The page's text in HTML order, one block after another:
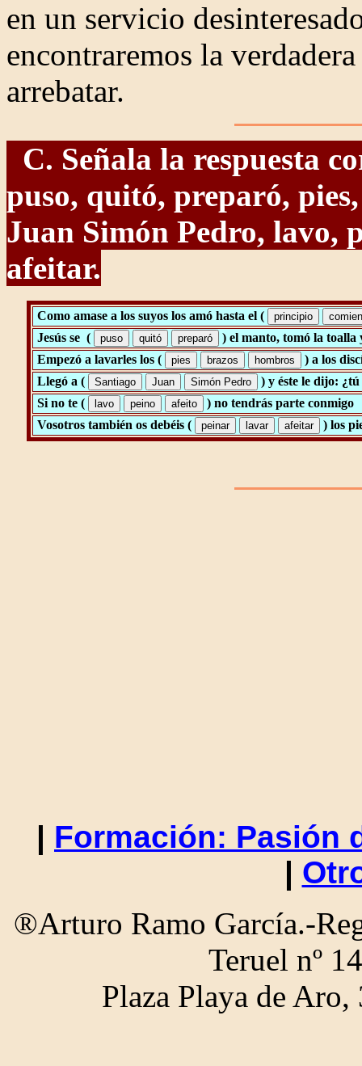
en un servicio
encontraremos la
arrebatar.
C. Señala la respuesta
puso, quitó, preparó,
Juan Simón Pedro, lavo,
afeitar.
Como amase a los suyos los amó hasta el (
Jesús se (
) el manto, tomó la toalla
Empezó a lavarles los (
) a los
Llegó a (
) y éste le dijo:
Si no te (
) no tendrás parte conmigo
Vosotros también os debéis (
) los
| Formación: Pasión
|
®Arturo Ramo García.-
Teruel nº
Plaza Playa de